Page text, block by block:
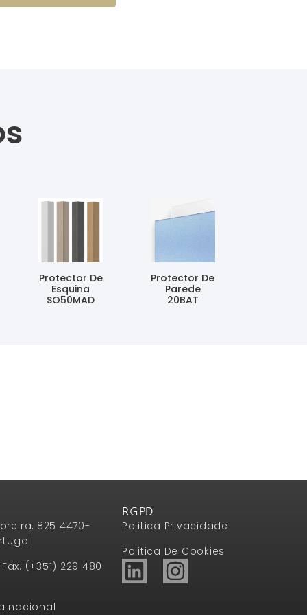
Protector De
Esquina
SO50MAD
Protector De
Parede
20BAT
825 4470-
(+351) 229 480
nacional
RGPD
Politica Privacidade
Politica De Cookies